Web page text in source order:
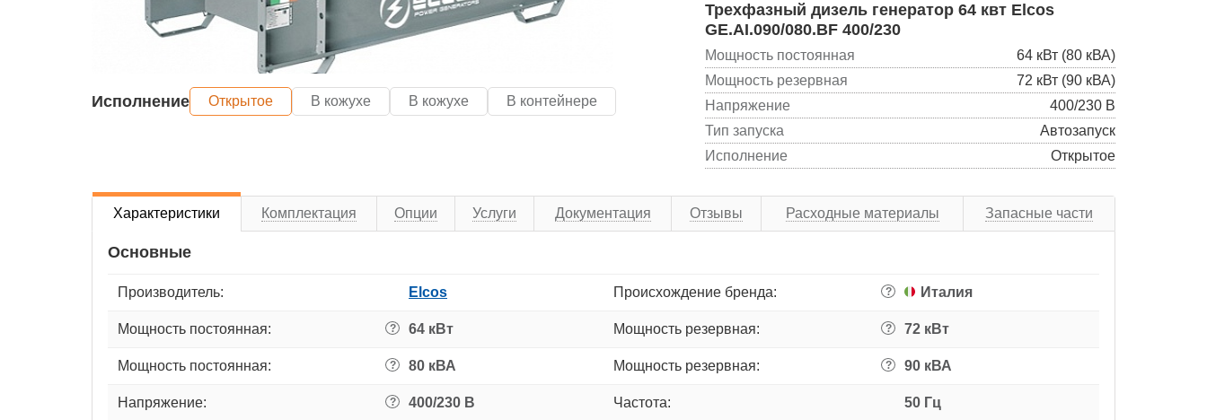
Исполнение Открытое В кожухе В кожухе В контейнере
Трехфазный дизель генератор 64 квт Elcos
GE.AI.090/080.BF 400/230
Мощность постоянная
64 кВт (80 кВА)
Мощность резервная
72 кВт (90 кВА)
Напряжение
400/230 В
Тип запуска
Автозапуск
Исполнение
Открытое
Характеристики Комплектация Опции Услуги Документация Отзывы Расходные материалы Запасные части
Основные
Производитель: Elcos Происхождение бренда: ? Италия
Мощность постоянная: ? 64 кВт Мощность резервная: ? 72 кВт
Мощность постоянная: ? 80 кВА Мощность резервная: ? 90 кВА
Напряжение: ? 400/230 В Частота: 50 Гц